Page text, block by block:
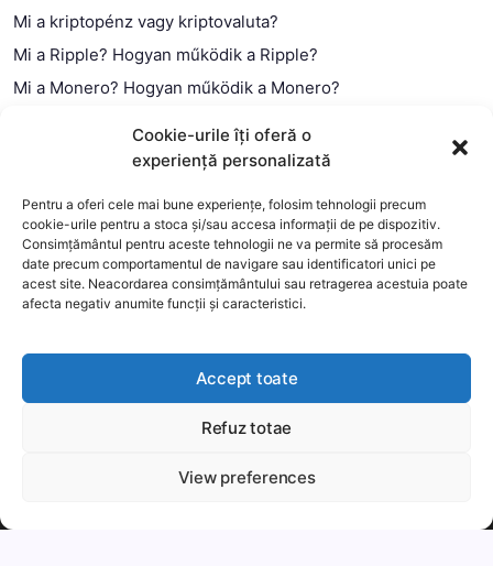
Cookie-urile îți oferă o
experiență personalizată
Pentru a oferi cele mai bune experiențe, folosim tehnologii precum
cookie-urile pentru a stoca și/sau accesa informații de pe dispozitiv.
Consimțământul pentru aceste tehnologii ne va permite să procesăm
date precum comportamentul de navigare sau identificatori unici pe
acest site. Neacordarea consimțământului sau retragerea acestuia poate
afecta negativ anumite funcții și caracteristici.
Accept toate
Refuz totae
View preferences
Mi a kriptopénz vagy kriptovaluta?
Mi a Ripple? Hogyan működik a Ripple?
Mi a Monero? Hogyan működik a Monero?
Mi a blokklánc (technológia)?
This website uses cookies to improve your experience. We'll